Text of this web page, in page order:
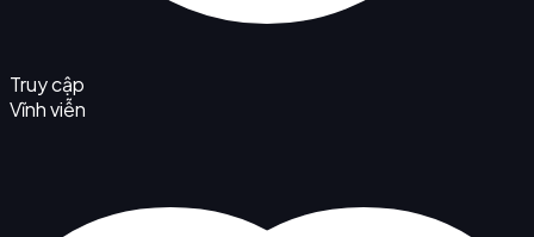
Truy cập
Vĩnh viễn